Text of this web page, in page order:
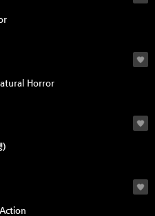
Horror
)